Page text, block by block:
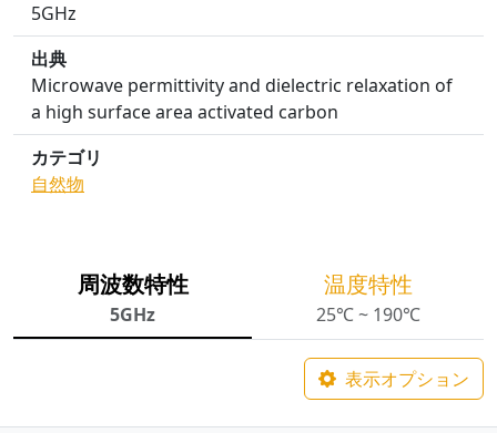
5GHz
出典
Microwave permittivity and dielectric relaxation of
a high surface area activated carbon
カテゴリ
自然物
周波数特性
5GHz
温度特性
25℃ ~ 190℃
表示オプション